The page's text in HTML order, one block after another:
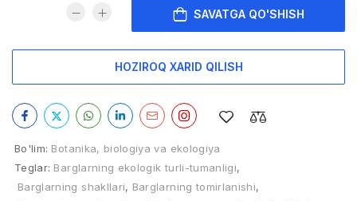
SAVATGA QO'SHISH
HOZIROQ XARID QILISH
Bo'lim: Botanika, biologiya va ekologiya
Teglar: Barglarning ekologik turli-tumanligi,
Barglarning shakllari, Barglarning tomirlanishi,